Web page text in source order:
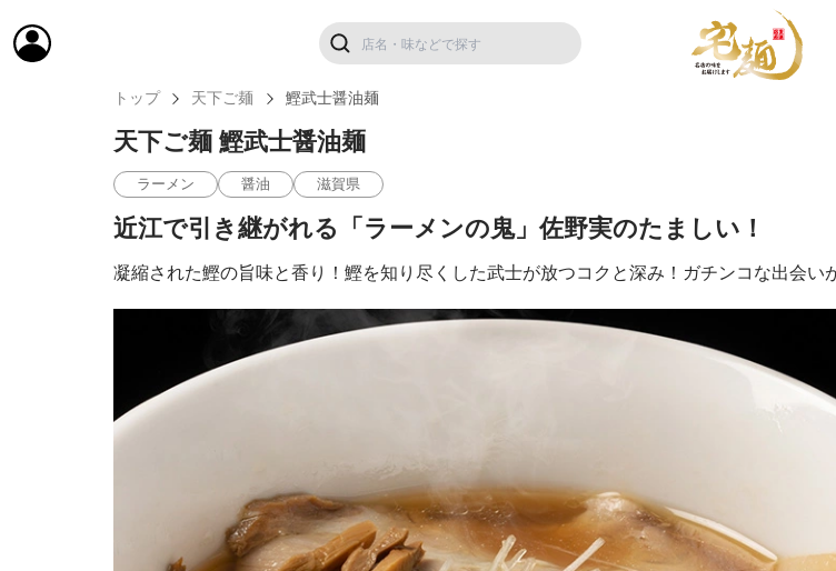
トップ 天下ご麺 鰹武士醤油麺
天下ご麺 鰹武士醤油麺
ラーメン 醤油 滋賀県
近江で引き継がれる「ラーメンの鬼」佐野実のたましい！
凝縮された鰹の旨味と香り！鰹を知り尽くした武士が放つコクと深み！ガチンコな出会い